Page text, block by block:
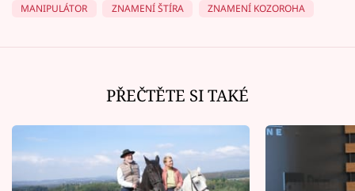
MANIPULÁTOR
ZNAMENÍ ŠTÍRA ZNAMENÍ KOZOROHA
PŘEČTĚTE SI TAKÉ